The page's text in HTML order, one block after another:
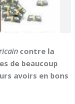
contre la
de beaucoup
avoirs en bons